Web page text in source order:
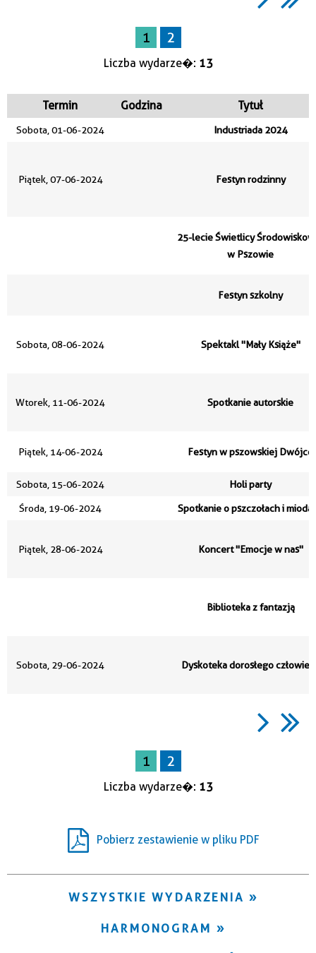
—
Organizator
1 2
Liczba wydarze�: 13
Termin Godzina Tytuł
Sobota, 01-06-2024 Industriada 2024
Piątek, 07-06-2024 Festyn rodzinny
25-lecie Świetlicy
w Pszowie
Festyn szkolny
Sobota, 08-06-2024 Spektakl "Mały Książe"
Wtorek, 11-06-2024 Spotkanie autorskie
Piątek, 14-06-2024 Festyn w pszowskiej Dwójce
Sobota, 15-06-2024 Holi party
Środa, 19-06-2024 Spotkanie o pszczołach i
Piątek, 28-06-2024 Koncert "Emocje w nas"
Biblioteka z fantazją
Sobota, 29-06-2024 Dyskoteka dorosłego
1 2
Liczba wydarze�: 13
Pobierz zestawienie w pliku PDF
WSZYSTKIE WYDARZENIA
HARMONOGRAM